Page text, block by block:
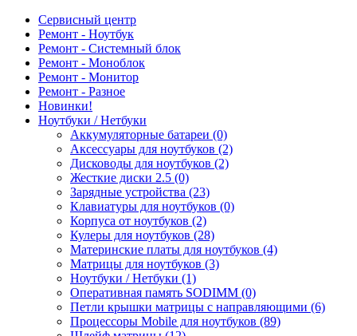
Сервисный центр
Ремонт - Ноутбук
Ремонт - Системный блок
Ремонт - Моноблок
Ремонт - Монитор
Ремонт - Разное
Новинки!
Ноутбуки / Нетбуки
Аккумуляторные батареи (0)
Аксессуары для ноутбуков (2)
Дисководы для ноутбуков (2)
Жесткие диски 2.5 (0)
Зарядные устройства (23)
Клавиатуры для ноутбуков (0)
Корпуса от ноутбуков (2)
Кулеры для ноутбуков (28)
Материнские платы для ноутбуков (4)
Матрицы для ноутбуков (3)
Ноутбуки / Нетбуки (1)
Оперативная память SODIMM (0)
Петли крышки матрицы с направляющими (6)
Процессоры Mobile для ноутбуков (89)